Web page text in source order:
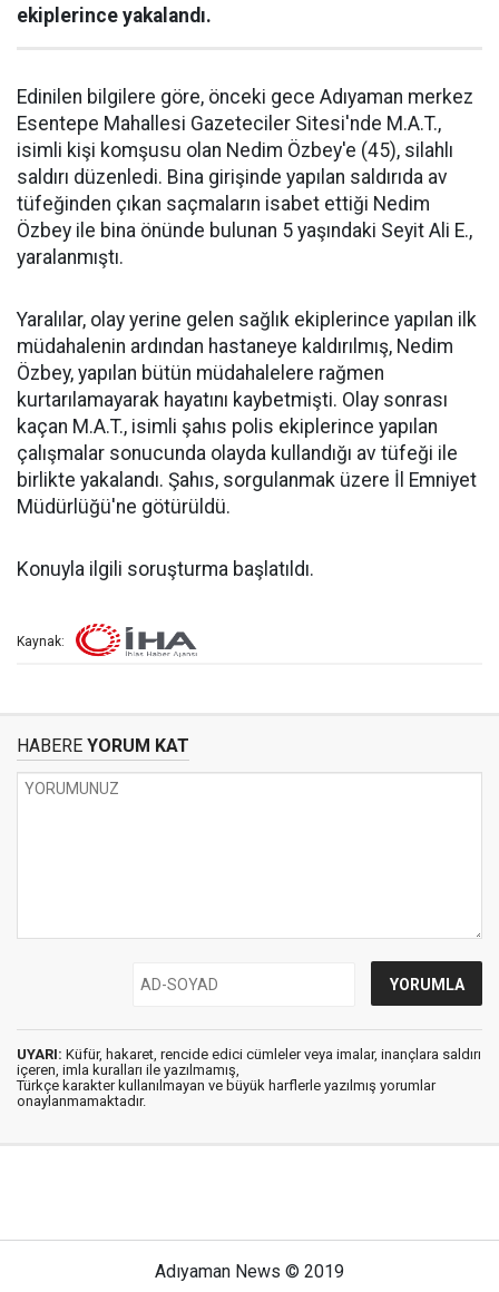
ekiplerince yakalandı.
Edinilen bilgilere göre, önceki gece Adıyaman merkez
Esentepe Mahallesi Gazeteciler Sitesi'nde M.A.T.,
isimli kişi komşusu olan Nedim Özbey'e (45), silahlı
saldırı düzenledi. Bina girişinde yapılan saldırıda av
tüfeğinden çıkan saçmaların isabet ettiği Nedim
Özbey ile bina önünde bulunan 5 yaşındaki Seyit Ali E.,
yaralanmıştı.
Yaralılar, olay yerine gelen sağlık ekiplerince yapılan ilk
müdahalenin ardından hastaneye kaldırılmış, Nedim
Özbey, yapılan bütün müdahalelere rağmen
kurtarılamayarak hayatını kaybetmişti. Olay sonrası
kaçan M.A.T., isimli şahıs polis ekiplerince yapılan
çalışmalar sonucunda olayda kullandığı av tüfeği ile
birlikte yakalandı. Şahıs, sorgulanmak üzere İl Emniyet
Müdürlüğü'ne götürüldü.
Konuyla ilgili soruşturma başlatıldı.
Kaynak:
HABERE YORUM KAT
UYARI: Küfür, hakaret, rencide edici cümleler veya imalar, inançlara saldırı
içeren, imla kuralları ile yazılmamış,
Türkçe karakter kullanılmayan ve büyük harflerle yazılmış yorumlar
onaylanmamaktadır.
Adıyaman News © 2019